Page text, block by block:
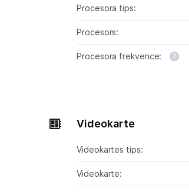
Procesora tips:
Procesors:
Procesora frekvence:
Videokarte
Videokartes tips:
Videokarte: